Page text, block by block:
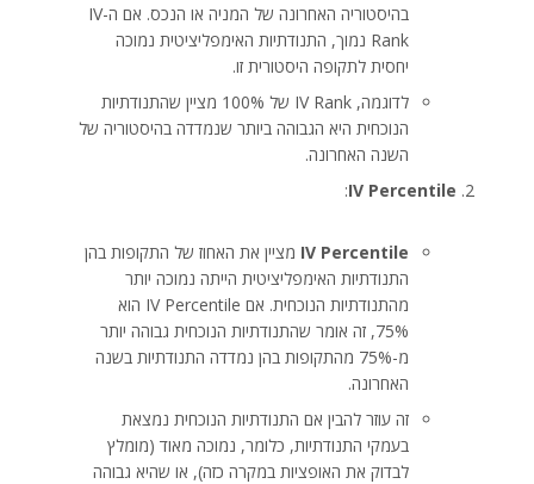
בהיסטוריה האחרונה של המניה או הנכס. אם ה-IV
Rank נמוך, התנודתיות האימפליציטית נמוכה
יחסית לתקופה היסטורית זו.
לדוגמה, IV Rank של 100% מציין שהתנודתיות
הנוכחית היא הגבוהה ביותר שנמדדה בהיסטוריה של
השנה האחרונה.
IV Percentile
:
IV Percentile מציין את האחוז של התקופות בהן
התנודתיות האימפליציטית הייתה נמוכה יותר
מהתנודתיות הנוכחית. אם IV Percentile הוא
75%, זה אומר שהתנודתיות הנוכחית גבוהה יותר
מ-75% מהתקופות בהן נמדדה התנודתיות בשנה
האחרונה.
זה עוזר להבין אם התנודתיות הנוכחית נמצאת
בעמקי התנודתיות, כלומר, נמוכה מאוד (מומלץ
לבדוק את האופציות במקרה כזה), או שהיא גבוהה